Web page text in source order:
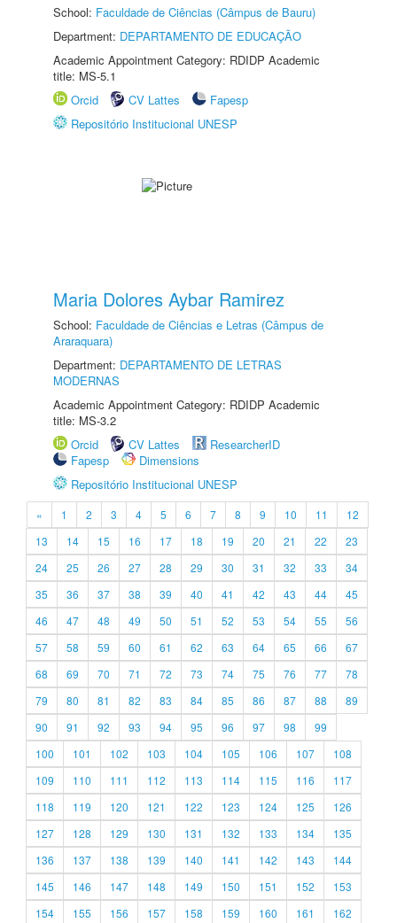
School: Faculdade de Ciências (Câmpus de Bauru)
Department: DEPARTAMENTO DE EDUCAÇÃO
Academic Appointment Category: RDIDP Academic
title: MS-5.1
Orcid
CV Lattes
Fapesp
Repositório Institucional UNESP
Maria Dolores Aybar Ramirez
School: Faculdade de Ciências e Letras (Câmpus de
Araraquara)
Department: DEPARTAMENTO DE LETRAS
MODERNAS
Academic Appointment Category: RDIDP Academic
title: MS-3.2
Orcid
CV Lattes
ResearcherID
Fapesp
Dimensions
Repositório Institucional UNESP
« 1 2 3 4 5 6 7 8 9 10 11
12
13
14 15 16 17 18 19 20 21 22
23
24
25 26 27 28 29 30 31 32 33
34
35
36 37 38 39 40 41 42 43 44
45
46
47 48 49 50 51 52 53 54 55
56
57
58 59 60 61 62 63 64 65 66
67
68
69 70 71 72 73 74 75 76 77
78
79
80 81 82 83 84 85 86 87 88
89
90
91 92 93 94 95 96 97 98
99
100
101 102 103 104 105 106 107
108
109
110 111 112 113 114 115 116
117
118
119 120 121 122 123 124 125
126
127
128 129 130 131 132 133 134
135
136
137 138 139 140 141 142 143
144
145
146 147 148 149 150 151 152
153
154
155 156 157 158 159 160 161
162